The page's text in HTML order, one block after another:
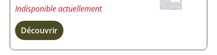
Indisponible actuellement
Découvrir